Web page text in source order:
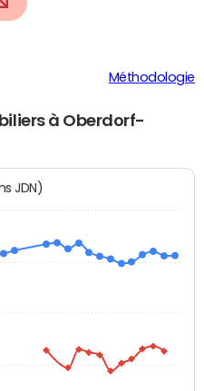
Méthodologie
à Oberdorf-
JDN)